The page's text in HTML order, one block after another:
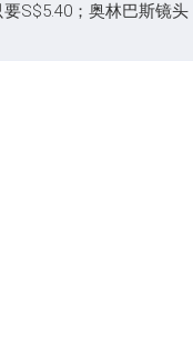
要S$5.40；奥林巴斯镜头